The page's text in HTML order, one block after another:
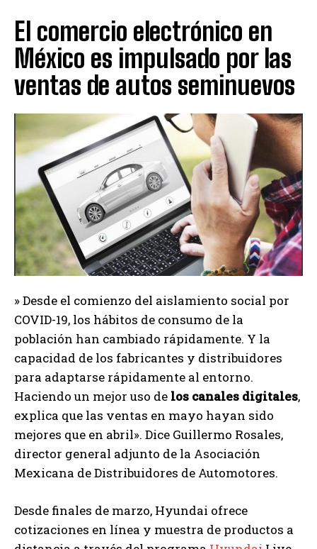
El comercio electrónico en
México es impulsado por las
ventas de autos seminuevos
» Desde el comienzo del aislamiento social por
COVID-19, los hábitos de consumo de la
población han cambiado rápidamente. Y la
capacidad de los fabricantes y distribuidores
para adaptarse rápidamente al entorno.
Haciendo un mejor uso de los canales digitales,
explica que las ventas en mayo hayan sido
mejores que en abril». Dice Guillermo Rosales,
director general adjunto de la Asociación
Mexicana de Distribuidores de Automotores.
Desde finales de marzo, Hyundai ofrece
cotizaciones en línea y muestra de productos a